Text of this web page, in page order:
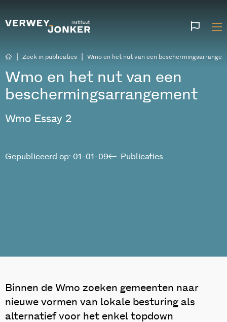
Zoek in publicaties Wmo en het nut van een
Wmo en het nut van een
beschermingsarrangement
Wmo Essay 2
Publicaties
Gepubliceerd op: 01-01-09
Binnen de Wmo zoeken gemeenten naar
nieuwe vormen van lokale besturing als
alternatief voor het enkel topdown